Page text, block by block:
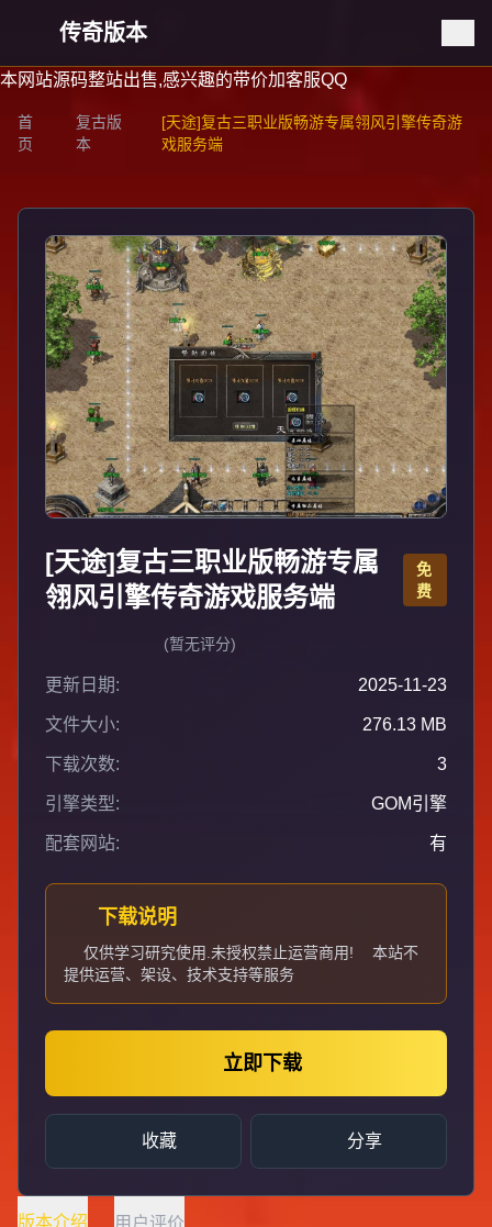
传奇版本
本网站源码整站出售,感兴趣的带价加客服QQ
首
页
复古版
本
[天途]复古三职业版畅游专属翎风引擎传奇游
戏服务端
[天途]复古三职业版畅游专属
翎风引擎传奇游戏服务端
免
费
(暂无评分)
更新日期: 2025-11-23
文件大小: 276.13 MB
下载次数: 3
引擎类型: GOM引擎
配套网站: 有
下载说明
仅供学习研究使用.未授权禁止运营商用!
本站不
提供运营、架设、技术支持等服务
立即下载
收藏 分享
版本介绍 用户评价